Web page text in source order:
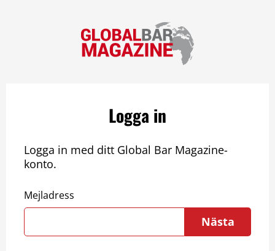
Logga in
Logga in med ditt Global Bar Magazine-
konto.
Mejladress
Nästa